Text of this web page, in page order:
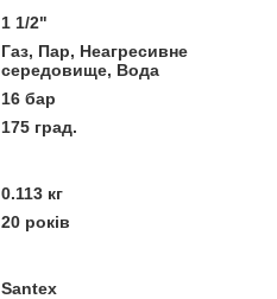
1 1/2"
Газ, Пар, Неагресивне
середовище, Вода
16 бар
175 град.
0.113 кг
20 років
Santex